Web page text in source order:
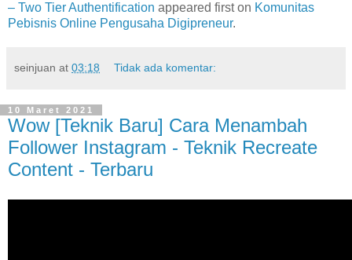
– Two Tier Authentification appeared first on Komunitas
Pebisnis Online Pengusaha Digipreneur.
seinjuan at 03:18 Tidak ada komentar:
10 Maret 2021
Wow [Teknik Baru] Cara Menambah
Follower Instagram - Teknik Recreate
Content - Terbaru